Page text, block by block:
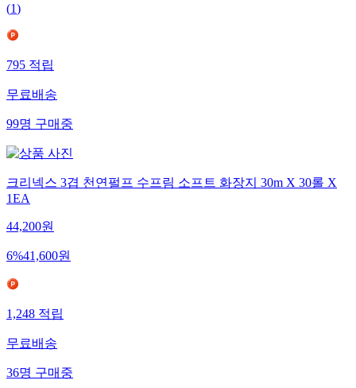
(1)
795적립
무료배송
99명구매중
크리넥스 3겹 천연펄프 수프림 소프트 화장지 30m X 30롤 X
1EA
44,200원
6%41,600원
1,248적립
무료배송
36명구매중